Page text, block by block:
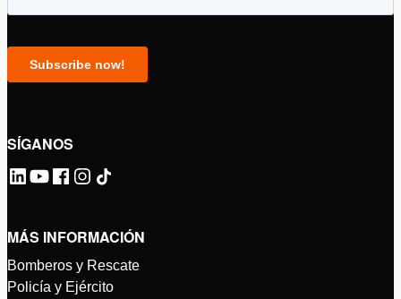
SÍGANOS
MÁS INFORMACIÓN
Bomberos y Rescate
Policía y Ejército